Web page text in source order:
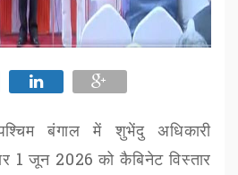
बंगाल में शुभेंदु अधिकारी
1जून 2026को कैबिनेट विस्तार